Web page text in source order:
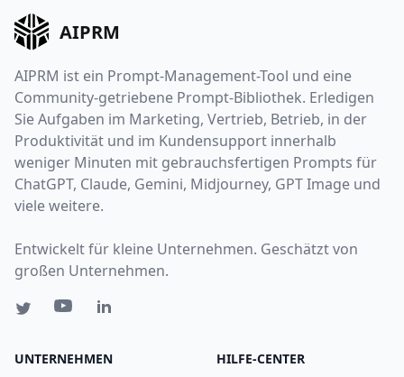
AIPRM
AIPRM ist ein Prompt-Management-Tool und eine
Community-getriebene Prompt-Bibliothek. Erledigen
Sie Aufgaben im Marketing, Vertrieb, Betrieb, in der
Produktivität und im Kundensupport innerhalb
weniger Minuten mit gebrauchsfertigen Prompts für
ChatGPT, Claude, Gemini, Midjourney, GPT Image und
viele weitere.
Entwickelt für kleine Unternehmen. Geschätzt von
großen Unternehmen.
UNTERNEHMEN HILFE-CENTER